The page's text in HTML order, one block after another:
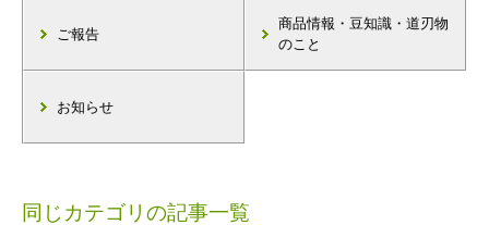
ご報告
商品情報・豆知識・道刃物
のこと
お知らせ
同じカテゴリの記事一覧